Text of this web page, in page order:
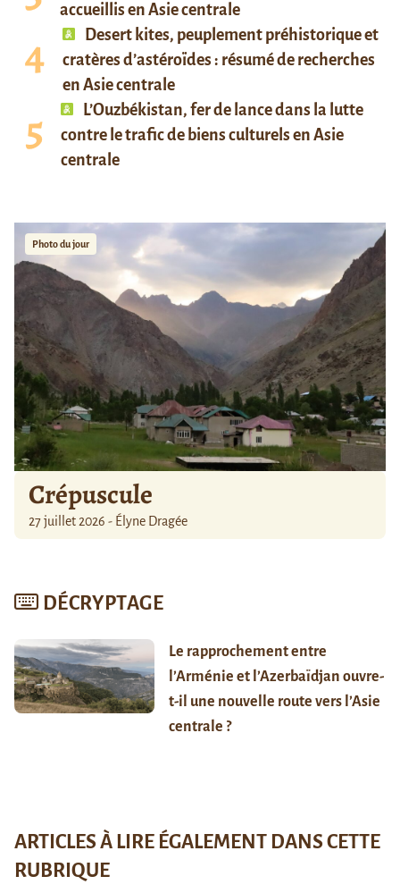
accueillis en Asie centrale
Desert kites, peuplement préhistorique et
cratères d’astéroïdes : résumé de recherches
en Asie centrale
L’Ouzbékistan, fer de lance dans la lutte
contre le trafic de biens culturels en Asie
centrale
Photo du jour
Crépuscule
27 juillet 2026 - Élyne Dragée
DÉCRYPTAGE
Le rapprochement entre
l’Arménie et l’Azerbaïdjan ouvre-
t-il une nouvelle route vers l’Asie
centrale ?
ARTICLES À LIRE ÉGALEMENT DANS CETTE
RUBRIQUE